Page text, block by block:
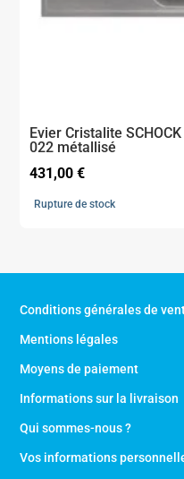
Evier Cristalite
022 métallisé
431,00€
Rupture de stock
Conditions générales de
Mentions légales
Moyens de paiement
Informations sur la livraison
Qui sommes-nous ?
Vos informations